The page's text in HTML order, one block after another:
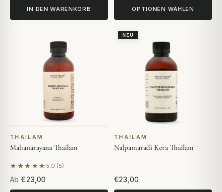
IN DEN WARENKORB OPTIONEN WÄHLEN
THAILAM
Mahanarayana Thailam
★★★★★ 5.0 (5)
Basierend auf 5 Bewertungen
Ab €23,00
NEU
THAILAM
Nalpamaradi Kera Thailam
€23,00